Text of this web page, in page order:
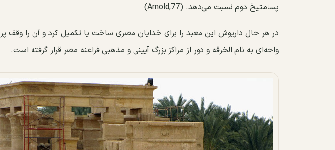
پسامتیخ دوم نسبت می‌دهد. (Arnold,77)
در هر حال داریوش این معبد را برای خدایان مصری ساخت یا تکمیل کرد و آن را وقف
واحه‌ای به نام الخرقه و دور از مراکز بزرگ آیینی و مذهبی فراعنه مصر قرار گرفته است.